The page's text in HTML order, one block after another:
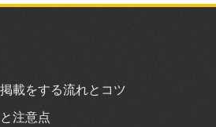
載をする流れとコツ
注意点